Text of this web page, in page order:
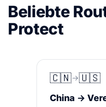
Beliebte
Protect
🇨🇳 🇺🇸
China →